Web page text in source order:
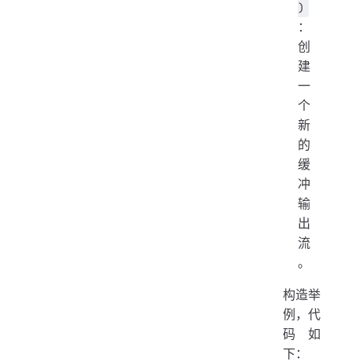
)
：
创
建
一
个
新
的
缓
冲
输
出
流
。
构造举
例，代
码如
下：